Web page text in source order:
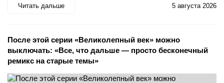
Читать дальше 5 августа 2026
После этой серии «Великолепный век» можно
выключать: «Все, что дальше — просто бесконечный
ремикс на старые темы»